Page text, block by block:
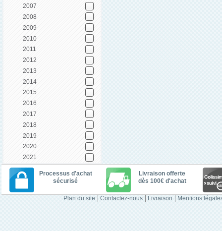
2007
2008
2009
2010
2011
2012
2013
2014
2015
2016
2017
2018
2019
2020
2021
Processus d'achat
sécurisé
Livraison offerte
dès 100€ d'achat
Plan du site Contactez-nous Livraison Mentions